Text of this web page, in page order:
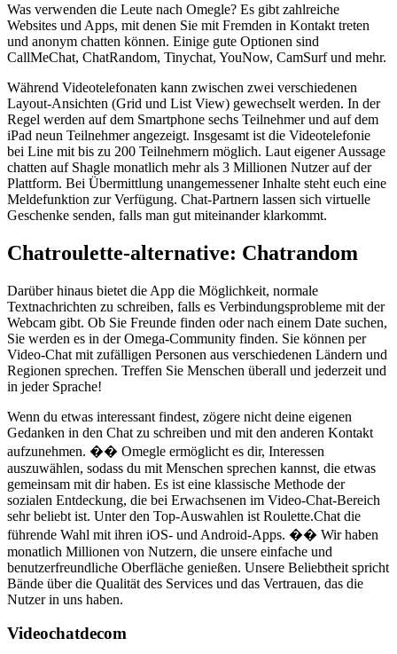
Was verwenden die Leute nach Omegle? Es gibt zahlreiche
Websites und Apps, mit denen Sie mit Fremden in Kontakt treten
und anonym chatten können. Einige gute Optionen sind
CallMeChat, ChatRandom, Tinychat, YouNow, CamSurf und mehr.
Während Videotelefonaten kann zwischen zwei verschiedenen
Layout-Ansichten (Grid und List View) gewechselt werden. In der
Regel werden auf dem Smartphone sechs Teilnehmer und auf dem
iPad neun Teilnehmer angezeigt. Insgesamt ist die Videotelefonie
bei Line mit bis zu 200 Teilnehmern möglich. Laut eigener Aussage
chatten auf Shagle monatlich mehr als 3 Millionen Nutzer auf der
Plattform. Bei Übermittlung unangemessener Inhalte steht euch eine
Meldefunktion zur Verfügung. Chat-Partnern lassen sich virtuelle
Geschenke senden, falls man gut miteinander klarkommt.
Chatroulette-alternative: Chatrandom
Darüber hinaus bietet die App die Möglichkeit, normale
Textnachrichten zu schreiben, falls es Verbindungsprobleme mit der
Webcam gibt. Ob Sie Freunde finden oder nach einem Date suchen,
Sie werden es in der Omega-Community finden. Sie können per
Video-Chat mit zufälligen Personen aus verschiedenen Ländern und
Regionen sprechen. Treffen Sie Menschen überall und jederzeit und
in jeder Sprache!
Wenn du etwas interessant findest, zögere nicht deine eigenen
Gedanken in den Chat zu schreiben und mit den anderen Kontakt
aufzunehmen. �� Omegle ermöglicht es dir, Interessen
auszuwählen, sodass du mit Menschen sprechen kannst, die etwas
gemeinsam mit dir haben. Es ist eine klassische Methode der
sozialen Entdeckung, die bei Erwachsenen im Video-Chat-Bereich
sehr beliebt ist. Unter den Top-Auswahlen ist Roulette.Chat die
führende Wahl mit ihren iOS- und Android-Apps. �� Wir haben
monatlich Millionen von Nutzern, die unsere einfache und
benutzerfreundliche Oberfläche genießen. Unsere Beliebtheit spricht
Bände über die Qualität des Services und das Vertrauen, das die
Nutzer in uns haben.
Videochatdecom